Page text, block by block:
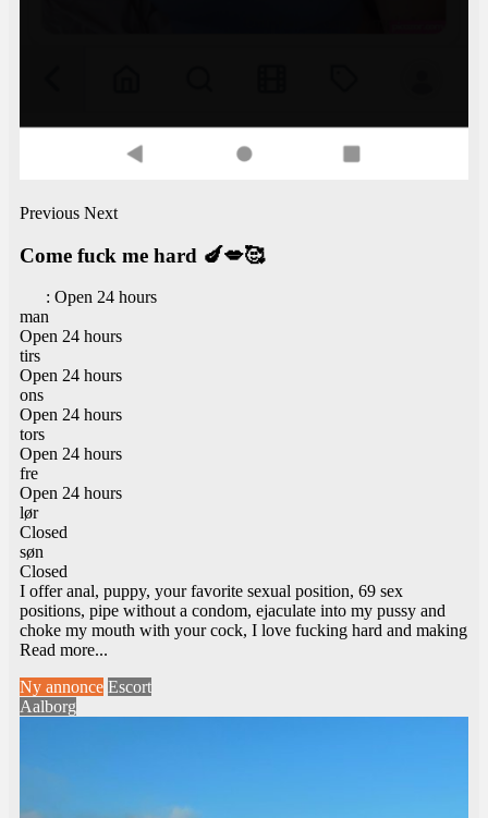
Previous Next
Come fuck me hard 🍆💋🥰
: Open 24 hours
man
Open 24 hours
tirs
Open 24 hours
ons
Open 24 hours
tors
Open 24 hours
fre
Open 24 hours
lør
Closed
søn
Closed
I offer anal, puppy, your favorite sexual position, 69 sex
positions, pipe without a condom, ejaculate into my pussy and
choke my mouth with your cock, I love fucking hard and making
Read more...
Ny annonce Escort
Aalborg